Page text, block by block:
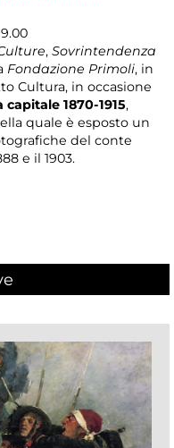
, Sovrintendenza
Fondazione Primoli, in
Cultura, in occasione
1870-1915,
quale è esposto un
del conte
e il 1903.